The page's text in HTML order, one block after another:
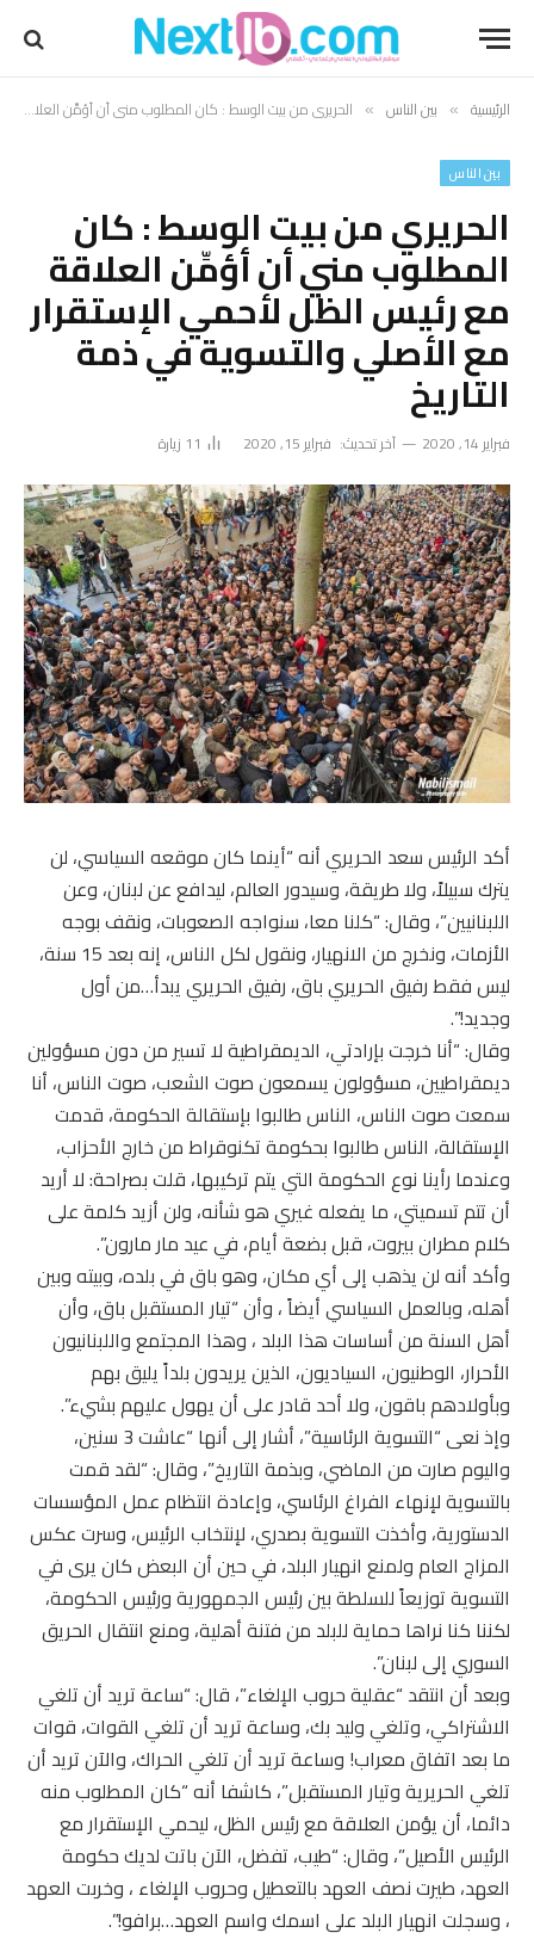
الرئيسية » بين الناس » الحريري من بيت الوسط : كان المطلوب مني أن أؤمِّن العلاقة مع رئيس الظل لأحمي الإستقرار مع الأصلي والتسوية في ذمة التاريخ
بين الناس
الحريري من بيت الوسط : كان
المطلوب مني أن أؤمِّن العلاقة
مع رئيس الظل لأحمي الإستقرار
مع الأصلي والتسوية في ذمة
التاريخ
فبراير 14, 2020 آخر تحديث: فبراير 15, 2020 11 زيارة
أكد الرئيس سعد الحريري أنه “أينما كان موقعه السياسي، لن
يترك سبيلاً، ولا طريقة، وسيدور العالم، ليدافع عن لبنان، وعن
اللبنانيين”، وقال: “كلنا معا، سنواجه الصعوبات، ونقف بوجه
الأزمات، ونخرج من الانهيار، ونقول لكل الناس، إنه بعد 15 سنة،
ليس فقط رفيق الحريري باق، رفيق الحريري يبدأ…من أول
وجديد!”.
وقال: “أنا خرجت بإرادتي، الديمقراطية لا تسير من دون مسؤولين
ديمقراطيين، مسؤولون يسمعون صوت الشعب، صوت الناس، أنا
سمعت صوت الناس، الناس طالبوا بإستقالة الحكومة، قدمت
الإستقالة، الناس طالبوا بحكومة تكنوقراط من خارج الأحزاب،
وعندما رأينا نوع الحكومة التي يتم تركيبها، قلت بصراحة: لا أريد
أن تتم تسميتي، ما يفعله غيري هو شأنه، ولن أزيد كلمة على
كلام مطران بيروت، قبل بضعة أيام، في عيد مار مارون”.
وأكد أنه لن يذهب إلى أي مكان، وهو باق في بلده، وبيته وبين
أهله، وبالعمل السياسي أيضاً ، وأن “تيار المستقبل باق، وأن
أهل السنة من أساسات هذا البلد ، وهذا المجتمع واللبنانيون
الأحرار، الوطنيون، السياديون، الذين يريدون بلداً يليق بهم
وبأولادهم باقون، ولا أحد قادر على أن يهول عليهم بشيء”.
وإذ نعى “التسوية الرئاسية”، أشار إلى أنها “عاشت 3 سنين،
واليوم صارت من الماضي، وبذمة التاريخ”، وقال: “لقد قمت
بالتسوية لإنهاء الفراغ الرئاسي، وإعادة انتظام عمل المؤسسات
الدستورية، وأخذت التسوية بصدري، لإنتخاب الرئيس، وسرت عكس
المزاج العام ولمنع انهيار البلد، في حين أن البعض كان يرى في
التسوية توزيعاً للسلطة بين رئيس الجمهورية ورئيس الحكومة،
لكننا كنا نراها حماية للبلد من فتنة أهلية، ومنع انتقال الحريق
السوري إلى لبنان”.
وبعد أن انتقد “عقلية حروب الإلغاء”، قال: “ساعة تريد أن تلغي
الاشتراكي، وتلغي وليد بك، وساعة تريد أن تلغي القوات، قوات
ما بعد اتفاق معراب! وساعة تريد أن تلغي الحراك، والآن تريد أن
تلغي الحريرية وتيار المستقبل”، كاشفا أنه “كان المطلوب منه
دائما، أن يؤمن العلاقة مع رئيس الظل، ليحمي الإستقرار مع
الرئيس الأصيل”، وقال: “طيب، تفضل، الآن باتت لديك حكومة
العهد، طيرت نصف العهد بالتعطيل وحروب الإلغاء ، وخربت العهد
، وسجلت انهيار البلد على اسمك واسم العهد…برافو!”.